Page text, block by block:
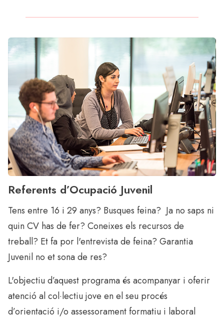
Referents d’Ocupació Juvenil
Tens entre 16 i 29 anys? Busques feina? Ja no saps ni
quin CV has de fer? Coneixes els recursos de
treball? Et fa por l'entrevista de feina? Garantia
Juvenil no et sona de res?
L'objectiu d’aquest programa és acompanyar i oferir
atenció al col·lectiu jove en el seu procés
d’orientació i/o assessorament formatiu i laboral